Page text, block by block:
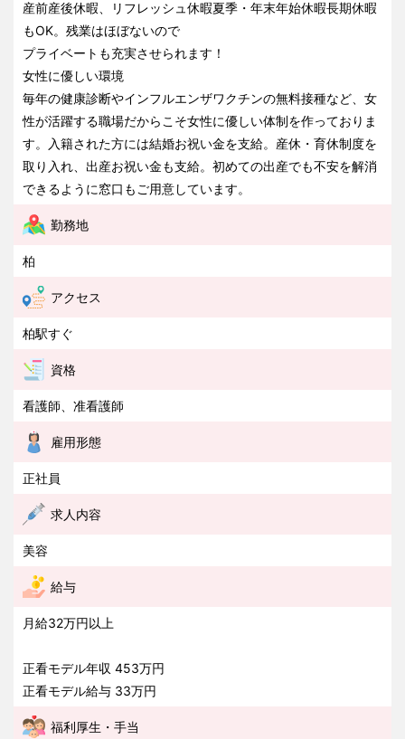
産前産後休暇、リフレッシュ休暇夏季・年末年始休暇長期休暇
もOK。残業はほぼないので
プライベートも充実させられます！
女性に優しい環境
毎年の健康診断やインフルエンザワクチンの無料接種など、女
性が活躍する職場だからこそ女性に優しい体制を作っておりま
す。入籍された方には結婚お祝い金を支給。産休・育休制度を
取り入れ、出産お祝い金も支給。初めての出産でも不安を解消
できるように窓口もご用意しています。
勤務地
柏
アクセス
柏駅すぐ
資格
看護師、准看護師
雇用形態
正社員
求人内容
美容
給与
月給32万円以上
正看モデル年収 453万円
正看モデル給与 33万円
福利厚生・手当